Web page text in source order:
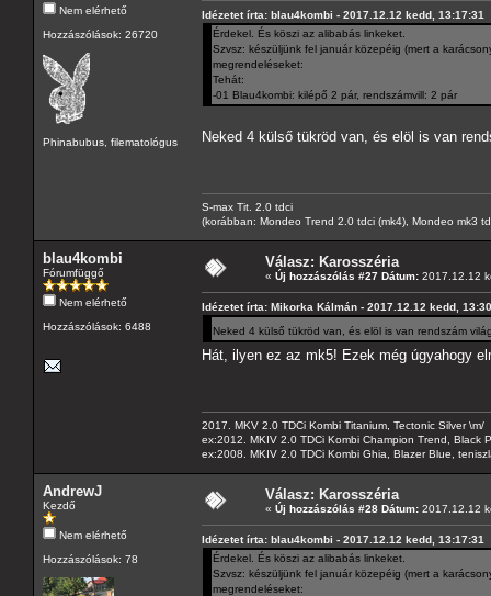
Nem elérhető
Hozzászólások: 26720
Phinabubus, filematológus
Idézetet írta: blau4kombi - 2017.12.12 kedd, 13:17:31
Érdekel. És köszi az alibabás linkeket.
Szvsz: készüljünk fel január közepéig (mert a
megrendeléseket:
Tehát:
-01 Blau4kombi: kilépő 2 pár, rendszámvill: 2 pár
Neked 4 külső tükröd van, és elöl is van
S-max Tit. 2.0 tdci
(korábban: Mondeo Trend 2.0 tdci (mk4), Mondeo mk3
blau4kombi
Fórumfüggő
Nem elérhető
Hozzászólások: 6488
Válasz: Karosszéria
« Új hozzászólás #27 Dátum: 2017.12.12
Idézetet írta: Mikorka Kálmán - 2017.12.12 kedd,
Neked 4 külső tükröd van, és elöl is van rendszám
Hát, ilyen ez az mk5! Ezek még úgyahogy
2017. MKV 2.0 TDCi Kombi Titanium, Tectonic Silver \m/
ex:2012. MKIV 2.0 TDCi Kombi Champion Trend, Black
ex:2008. MKIV 2.0 TDCi Kombi Ghia, Blazer Blue,
AndrewJ
Kezdő
Nem elérhető
Hozzászólások: 78
Válasz: Karosszéria
« Új hozzászólás #28 Dátum: 2017.12.12
Idézetet írta: blau4kombi - 2017.12.12 kedd, 13:17:31
Érdekel. És köszi az alibabás linkeket.
Szvsz: készüljünk fel január közepéig (mert a
megrendeléseket: